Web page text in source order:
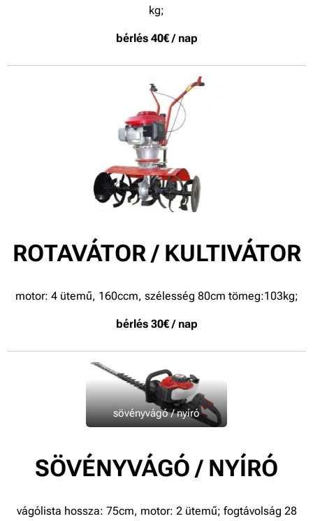
kg;
bérlés 40€ / nap
ROTAVÁTOR / KULTIVÁTOR
motor: 4 ütemű, 160ccm, szélesség 80cm tömeg:103kg;
bérlés 30€ / nap
sövényvágó / nyíró
SÖVÉNYVÁGÓ / NYÍRÓ
vágólista hossza: 75cm, motor: 2 ütemű; fogtávolság 28